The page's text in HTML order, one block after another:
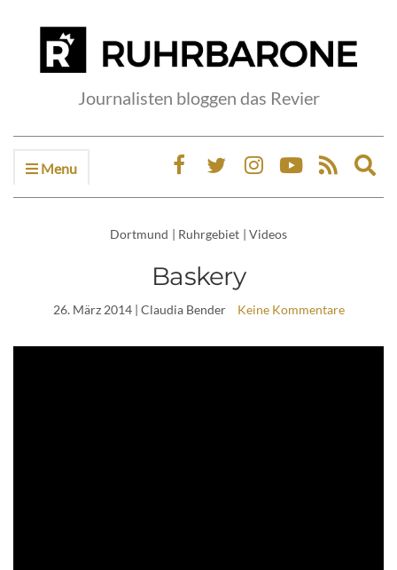
Journalisten bloggen das Revier
Menu
Dortmund | Ruhrgebiet | Videos
Baskery
26. März 2014| Claudia Bender Keine Kommentare